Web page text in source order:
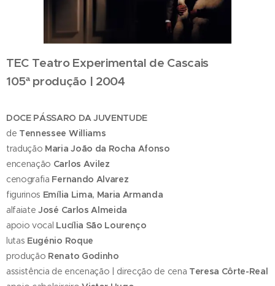
TEC Teatro Experimental de Cascais
105ª produção | 2004
DOCE PÁSSARO DA JUVENTUDE
de Tennessee Williams
tradução Maria João da Rocha Afonso
encenação Carlos Avilez
cenografia Fernando Alvarez
figurinos Emília Lima, Maria Armanda
alfaiateJosé Carlos Almeida
apoio vocal Lucília São Lourenço
lutas Eugénio Roque
produção Renato Godinho
assistência de encenação | direcção de cena Teresa Côrte-Real